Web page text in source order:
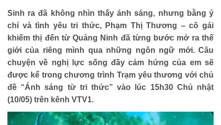
Sinh ra đã không nhìn thấy ánh sáng, nhưng bằng ý
chí và tình yêu tri thức, Phạm Thị Thương – cô gái
khiếm thị đến từ Quảng Ninh đã từng bước mở ra thế
giới của riêng mình qua những ngôn ngữ mới. Câu
chuyện về nghị lực sống đầy cảm hứng của em sẽ
được kể trong chương trình Trạm yêu thương với chủ
đề “Ánh sáng từ tri thức” vào lúc 15h30 Chủ nhật
(10/05) trên kênh VTV1.